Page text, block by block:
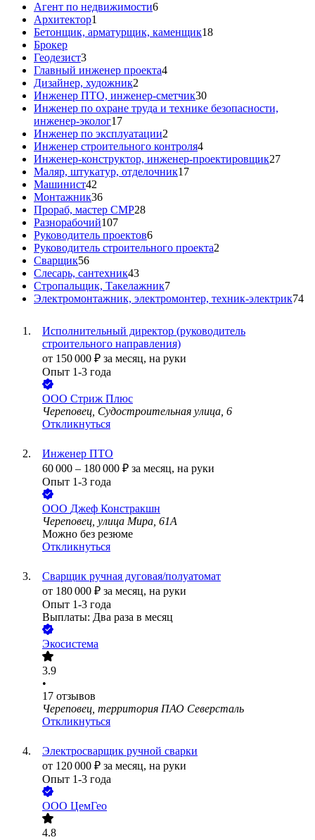
Агент по недвижимости6
Архитектор1
Бетонщик, арматурщик, каменщик18
Брокер
Геодезист3
Главный инженер проекта4
Дизайнер, художник2
Инженер ПТО, инженер-сметчик30
Инженер по охране труда и технике безопасности,
инженер-эколог17
Инженер по эксплуатации2
Инженер строительного контроля4
Инженер-конструктор, инженер-проектировщик27
Маляр, штукатур, отделочник17
Машинист42
Монтажник36
Прораб, мастер СМР28
Разнорабочий107
Руководитель проектов6
Руководитель строительного проекта2
Сварщик56
Слесарь, сантехник43
Стропальщик, Такелажник7
Электромонтажник, электромонтер, техник-электрик74
Исполнительный директор (руководитель
строительного направления)
от 150 000 ₽ за месяц, на руки
Опыт 1-3 года
ООО Стриж Плюс
Череповец, Судостроительная улица, 6
Откликнуться
Инженер ПТО
60 000 – 180 000 ₽ за месяц, на руки
Опыт 1-3 года
ООО Джеф Констракшн
Череповец, улица Мира, 61А
Можно без резюме
Откликнуться
Сварщик ручная дуговая/полуатомат
от 180 000 ₽ за месяц, на руки
Опыт 1-3 года
Выплаты: Два раза в месяц
Экосистема
3.9
•
17 отзывов
Череповец, территория ПАО Северсталь
Откликнуться
Электросварщик ручной сварки
от 120 000 ₽ за месяц, на руки
Опыт 1-3 года
ООО ЦемГео
4.8